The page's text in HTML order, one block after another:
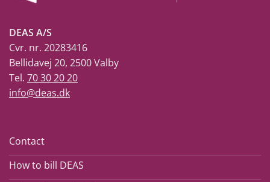
DEAS A/S
Cvr. nr. 20283416
Bellidavej 20, 2500 Valby
Tel. 70 30 20 20
info@deas.dk
Contact
How to bill DEAS